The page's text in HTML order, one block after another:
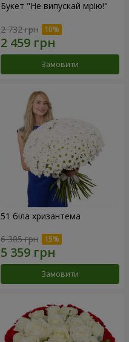
Букет "Не випускай мрію!"
2 732 грн
Замовити
51 біла хризантема
6 305 грн
Замовити